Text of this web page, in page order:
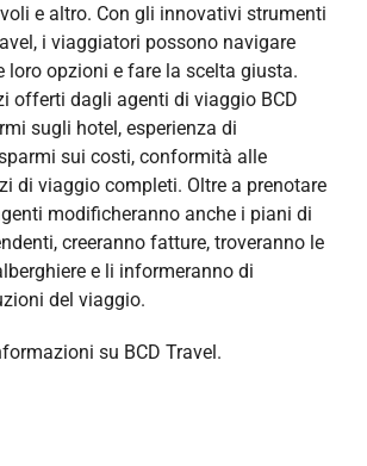
e altro. Con gli innovativi strumenti
i viaggiatori possono navigare
loro opzioni e fare la scelta giusta.
offerti dagli agenti di viaggio BCD
sugli hotel, esperienza di
sui costi, conformità alle
di viaggio completi. Oltre a prenotare
modificheranno anche i piani di
creeranno fatture, troveranno le
e li informeranno di
del viaggio.
su BCD Travel.